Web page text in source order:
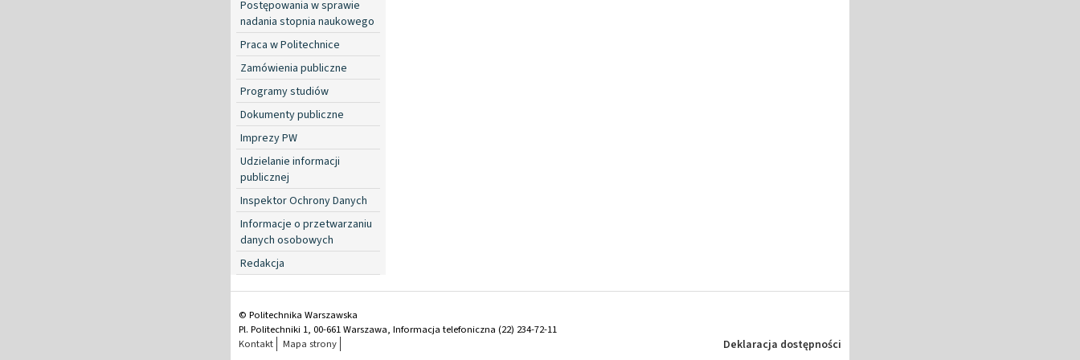
Postępowania w sprawie
nadania stopnia naukowego
Praca w Politechnice
Zamówienia publiczne
Programy studiów
Dokumenty publiczne
Imprezy PW
Udzielanie informacji
publicznej
Inspektor Ochrony Danych
Informacje o przetwarzaniu
danych osobowych
Redakcja
© Politechnika Warszawska
Pl. Politechniki 1, 00-661 Warszawa, Informacja telefoniczna (22) 234-72-11
Kontakt
Mapa strony Deklaracja dostępności